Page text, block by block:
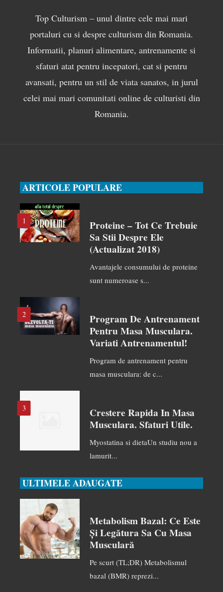
Top Culturism – unul dintre cele mai mari
portaluri cu si despre culturism din Romania.
Informatii, planuri alimentare, antrenamente si
sfaturi atat pentru incepatori, cat si pentru
avansati, pentru un stil de viata sanatos, in jurul
celei mai mari comunitati online de culturisti din
Romania.
ARTICOLE POPULARE
1
Proteine – Tot Ce Trebuie
Sa Stii Despre Ele
(actualizat 2018)
Avantajele consumului de proteine
sunt numeroase s...
2
Program De Antrenament
Pentru Masa Musculara.
Variati Antrenamentul!
Program de antrenament pentru
masa musculara: de c...
3
Crestere Rapida In Masa
Musculara. Sfaturi Utile.
Myostatina si dietaUn studiu nou a
lamurit...
ULTIMELE ADAUGATE
Metabolism Bazal: Ce Este
Și Legătura Sa Cu Masa
Musculară
Pe scurt (TL;DR) Metabolismul
bazal (BMR) reprezi...